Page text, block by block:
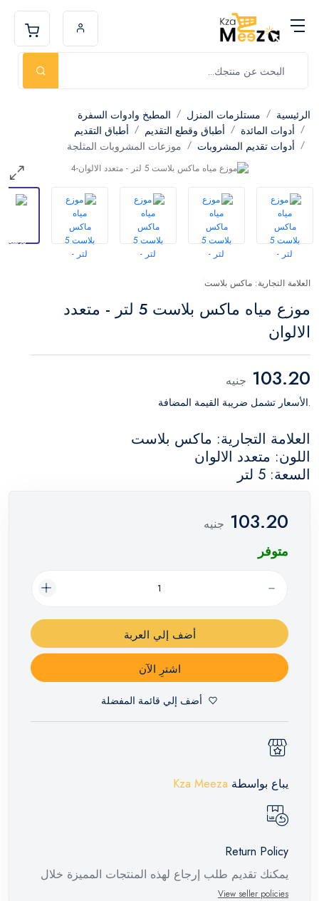
الرئيسية مستلزمات المنزل
المطبخ وادوات السفرة
أدوات المائدة
أطباق وقطع التقديم
أطباق التقديم
أدوات تقديم المشروبات
موزعات المشروبات المثلجة
العلامة التجارية: ماكس بلاست
موزع مياه ماكس بلاست 5 لتر - متعدد
الالوان
103.20 جنيه
.الأسعار تشمل ضريبة القيمة المضافة
العلامة التجارية: ماكس بلاست
اللون: متعدد الالوان
السعة: 5 لتر
103.20 جنيه
متوفر
أضف إلي العربة
اشترِ الآن
أضف إلي قائمة المفضلة
يباع بواسطة Kza Meeza
Return Policy
يمكنك تقديم طلب إرجاع لهذه المنتجات المميزة خلال
View seller policies